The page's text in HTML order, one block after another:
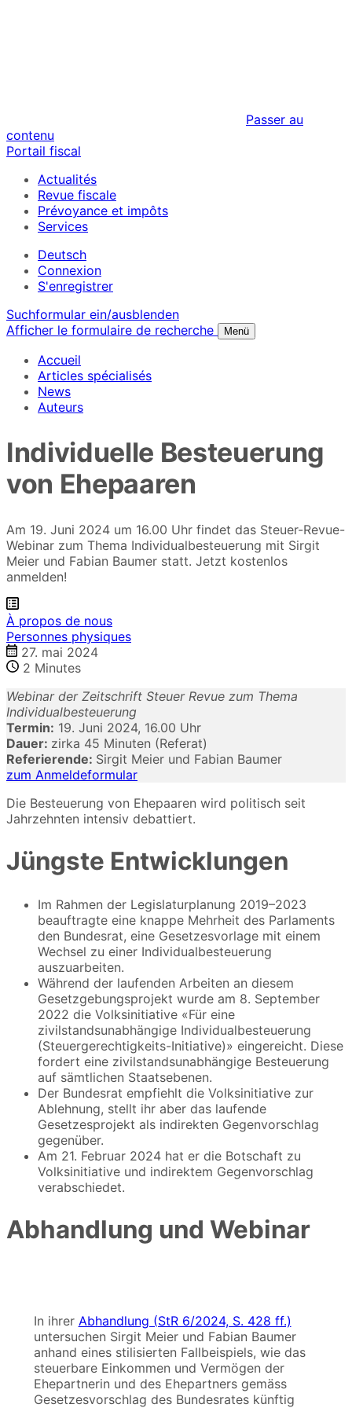
Passer au
contenu
Portail fiscal
Actualités
Revue fiscale
Prévoyance et impôts
Services
Deutsch
Connexion
S'enregistrer
Suchformular ein/ausblenden
Afficher le formulaire de recherche
Menü
Accueil
Articles spécialisés
News
Auteurs
Individuelle Besteuerung
von Ehepaaren
Am 19. Juni 2024 um 16.00 Uhr findet das Steuer-Revue-
Webinar zum Thema Individualbesteuerung mit Sirgit
Meier und Fabian Baumer statt. Jetzt kostenlos
anmelden!
À propos de nous
Personnes physiques
27. mai 2024
2 Minutes
Webinar der Zeitschrift Steuer Revue zum Thema
Individualbesteuerung
Termin: 19. Juni 2024, 16.00 Uhr
Dauer: zirka 45 Minuten (Referat)
Referierende: Sirgit Meier und Fabian Baumer
zum Anmeldeformular
Die Besteuerung von Ehepaaren wird politisch seit
Jahrzehnten intensiv debattiert.
Jüngste Entwicklungen
Im Rahmen der Legislaturplanung 2019–2023
beauftragte eine knappe Mehrheit des Parlaments
den Bundesrat, eine Gesetzesvorlage mit einem
Wechsel zu einer Individualbesteuerung
auszuarbeiten.
Während der laufenden Arbeiten an diesem
Gesetzgebungsprojekt wurde am 8. September
2022 die Volksinitiative «Für eine
zivilstandsunabhängige Individualbesteuerung
(Steuergerechtigkeits-Initiative)» eingereicht. Diese
fordert eine zivilstandsunabhängige Besteuerung
auf sämtlichen Staatsebenen.
Der Bundesrat empfiehlt die Volksinitiative zur
Ablehnung, stellt ihr aber das laufende
Gesetzesprojekt als indirekten Gegenvorschlag
gegenüber.
Am 21. Februar 2024 hat er die Botschaft zu
Volksinitiative und indirektem Gegenvorschlag
verabschiedet.
Abhandlung und Webinar
In ihrer Abhandlung (StR 6/2024, S. 428 ff.)
untersuchen Sirgit Meier und Fabian Baumer
anhand eines stilisierten Fallbeispiels, wie das
steuerbare Einkommen und Vermögen der
Ehepartnerin und des Ehepartners gemäss
Gesetzesvorschlag des Bundesrates künftig